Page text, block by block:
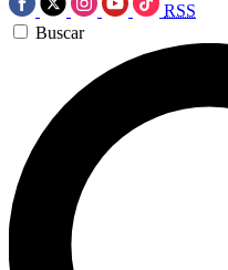
RSS
Buscar